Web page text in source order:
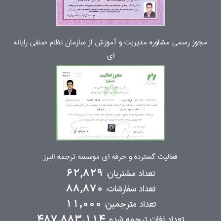
مجوز رسمی مشاوره مدیریت و آموزش از سازمان نظام صنفی رایانه
ای
فعالیت گسترده و حرفه ای موسسه ترجمه البرز
تعداد مشتریان: 62,829
تعداد سفارشات: 88,870
تعداد مترجمین: 11,000